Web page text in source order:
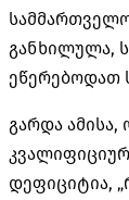
განხილულა,
ეწერებოდათ
გარდა ამისა,
დეფიციტია,